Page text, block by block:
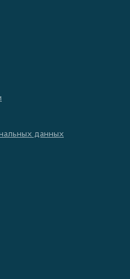
Fabiano
из качественных
решений и
управления.
Fabiano
широкий выбор
данных